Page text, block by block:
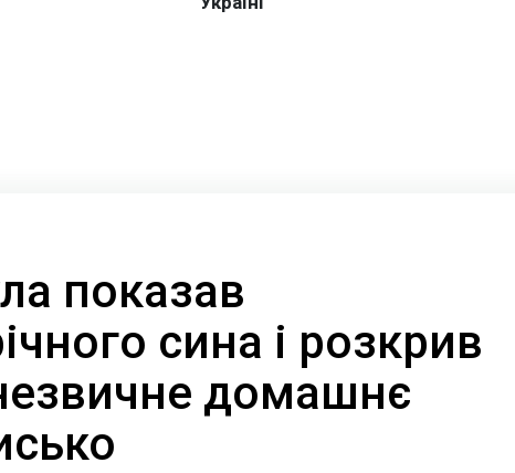
показав
сина і розкрив
домашнє